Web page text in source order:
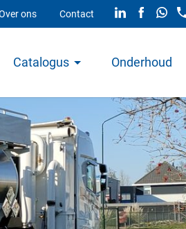
ons Contact
Catalogus Onderhoud